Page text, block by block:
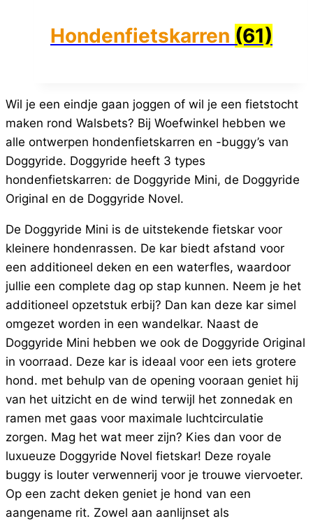
Hondenfietskarren (61)
Wil je een eindje gaan joggen of wil je een fietstocht
maken rond Walsbets? Bij Woefwinkel hebben we
alle ontwerpen hondenfietskarren en -buggy’s van
Doggyride. Doggyride heeft 3 types
hondenfietskarren: de Doggyride Mini, de Doggyride
Original en de Doggyride Novel.
De Doggyride Mini is de uitstekende fietskar voor
kleinere hondenrassen. De kar biedt afstand voor
een additioneel deken en een waterfles, waardoor
jullie een complete dag op stap kunnen. Neem je het
additioneel opzetstuk erbij? Dan kan deze kar simel
omgezet worden in een wandelkar. Naast de
Doggyride Mini hebben we ook de Doggyride Original
in voorraad. Deze kar is ideaal voor een iets grotere
hond. met behulp van de opening vooraan geniet hij
van het uitzicht en de wind terwijl het zonnedak en
ramen met gaas voor maximale luchtcirculatie
zorgen. Mag het wat meer zijn? Kies dan voor de
luxueuze Doggyride Novel fietskar! Deze royale
buggy is louter verwennerij voor je trouwe viervoeter.
Op een zacht deken geniet je hond van een
aangename rit. Zowel aan aanlijnset als